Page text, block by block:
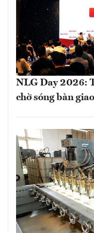
NLG Day 2026:
chờ sóng bàn